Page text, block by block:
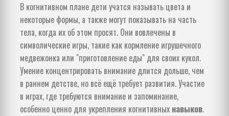
В когнитивном плане дети учатся называть цвета и
некоторые формы, а также могут показывать на часть
тела, когда их об этом просят. Они вовлечены в
символические игры, такие как кормление игрушечного
медвежонка или "приготовление еды" для своих кукол.
Умение концентрировать внимание длится дольше, чем
в раннем детстве, но всё ещё требует развития. Участие
в играх, где требуются внимание и запоминание,
особенно ценно для укрепления когнитивных навыков.